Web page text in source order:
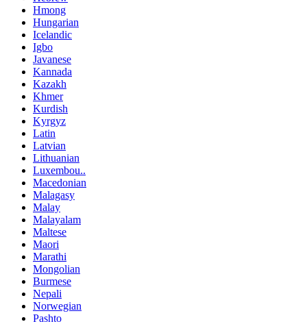
Hmong
Hungarian
Icelandic
Igbo
Javanese
Kannada
Kazakh
Khmer
Kurdish
Kyrgyz
Latin
Latvian
Lithuanian
Luxembou..
Macedonian
Malagasy
Malay
Malayalam
Maltese
Maori
Marathi
Mongolian
Burmese
Nepali
Norwegian
Pashto